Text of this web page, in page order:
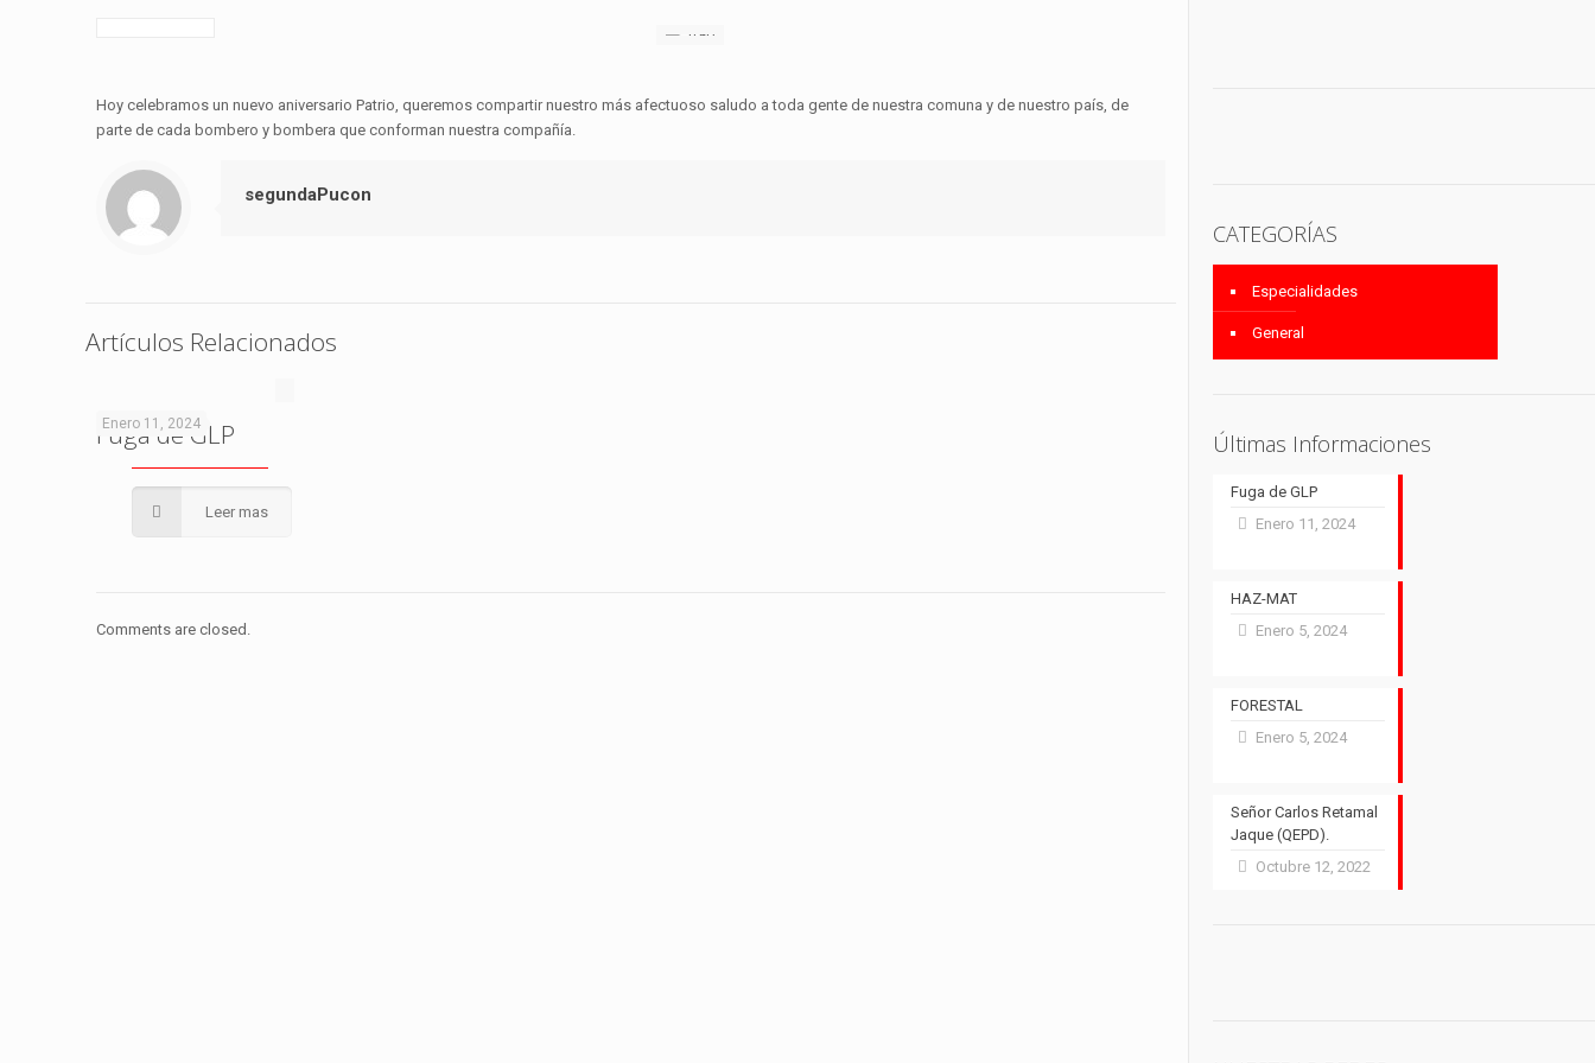
Hoy celebramos un nuevo aniversario Patrio, queremos compartir nuestro más afectuoso saludo a toda gente de nuestra comuna y de nuestro país, de
parte de cada bombero y bombera que conforman nuestra compañía.
segundaPucon
Artículos Relacionados
Enero 11, 2024
Fuga de GLP
Leer mas
Comments are closed.
CATEGORÍAS
Especialidades
General
Últimas Informaciones
Fuga de GLP
Enero 11, 2024
HAZ-MAT
Enero 5, 2024
FORESTAL
Enero 5, 2024
Señor Carlos Retamal
Jaque (QEPD).
Octubre 12, 2022